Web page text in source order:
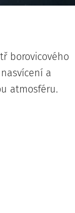
borovicového
a
atmosféru.